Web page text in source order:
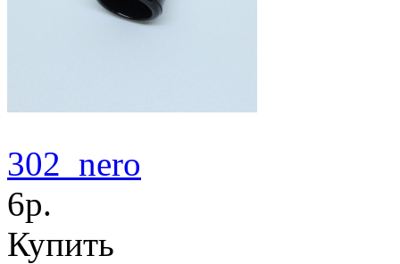
302_nero
6р.
Купить